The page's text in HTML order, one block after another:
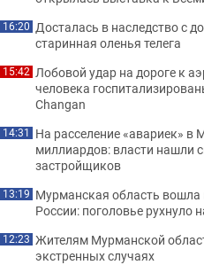
16:20 Досталась в наследство с
старинная оленья телега
15:42 Лобовой удар на дороге к
человека
Changan
14:31 На расселение «авариек»
миллиардов: власти нашли
застройщиков
13:19 Мурманская область вошла
России: поголовье рухнуло
12:23 Жителям Мурманской
экстренных случаях